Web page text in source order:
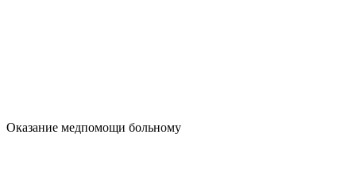
Оказание медпомощи больному